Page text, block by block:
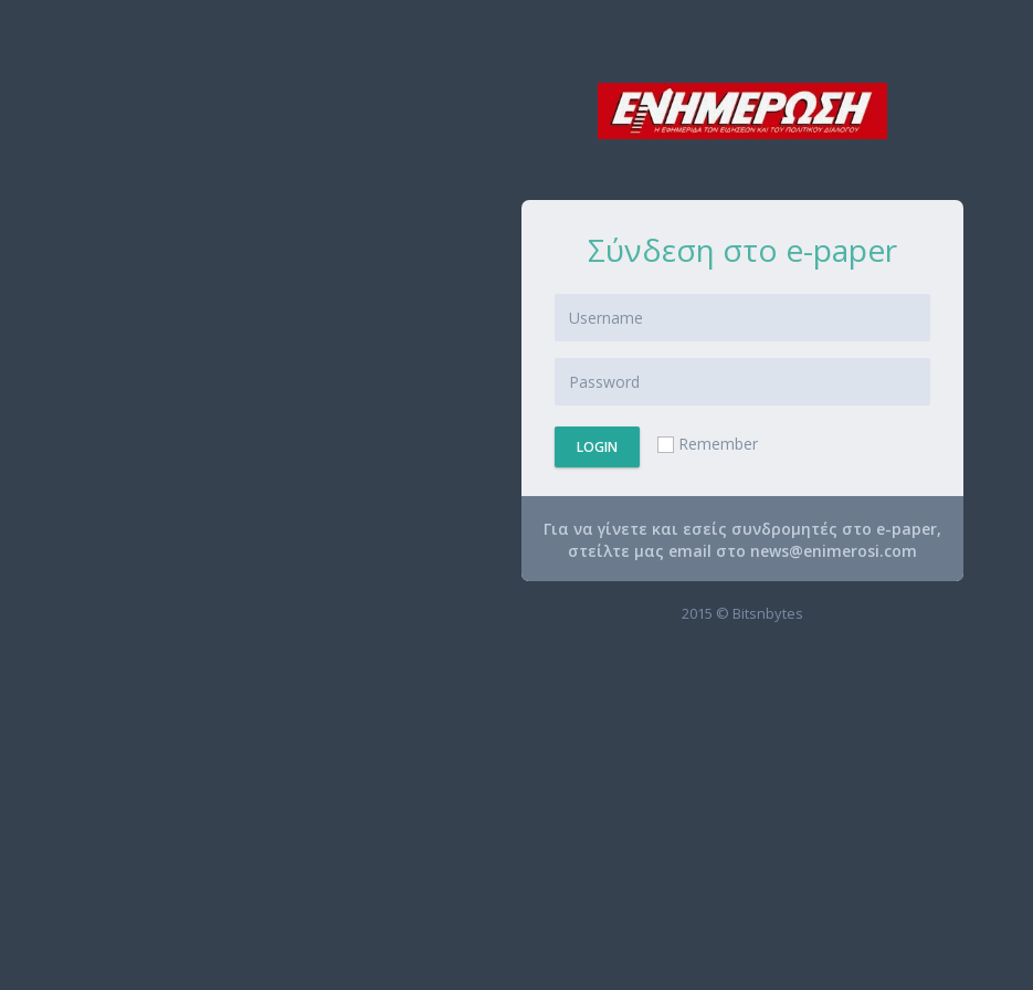
Σύνδεση στο e-paper
LOGIN Remember
Για να γίνετε και εσείς συνδρομητές στο e-paper,
στείλτε μας email στο news@enimerosi.com
2015 © Bitsnbytes